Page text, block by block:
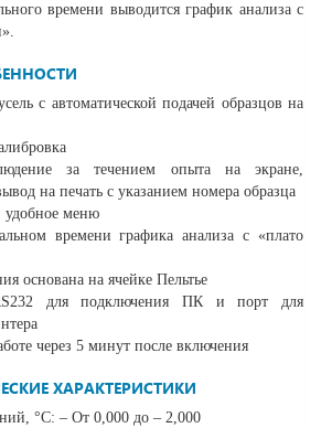
времени выводится график анализа с
с автоматической подачей образцов на
за течением опыта на экране,
на печать с указанием номера образца
удобное меню
времени графика анализа с «плато
основана на ячейке Пельтье
для подключения ПК и порт для
через 5 минут после включения
ХАРАКТЕРИСТИКИ
°С: – От 0,000 до – 2,000